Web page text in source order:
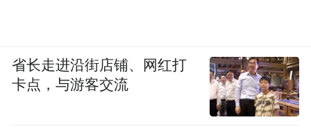
省长走进沿街店铺、网红打
卡点，与游客交流